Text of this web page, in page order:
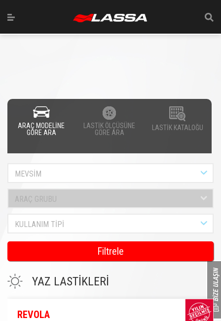
ARAÇ MODELİNE
GÖRE ARA
LASTİK ÖLÇÜSÜNE
GÖRE ARA
LASTİK KATALOĞU
MEVSİM
ARAÇ GRUBU
KULLANIM TİPİ
Filtrele
YAZ LASTİKLERİ
REVOLA